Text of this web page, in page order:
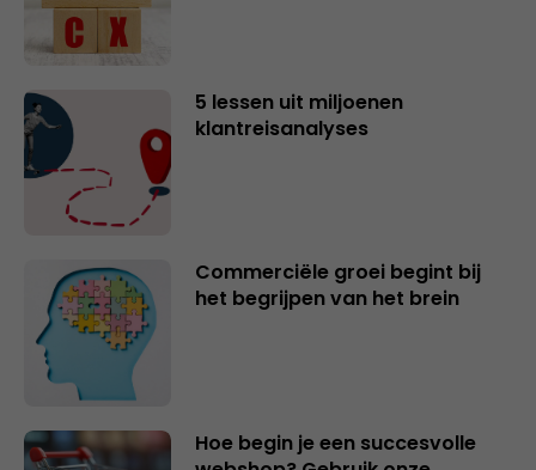
5 lessen uit miljoenen
klantreisanalyses
Commerciële groei begint bij
het begrijpen van het brein
Hoe begin je een succesvolle